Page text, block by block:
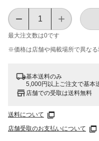
最大注文数は0です
※価格は​店舗や​掲載場所で​異なる​
基本送料のみ
5,000円以上ご注文で基本
店舗での受取は送料無料
送料について
店舗受取のお支払いについて